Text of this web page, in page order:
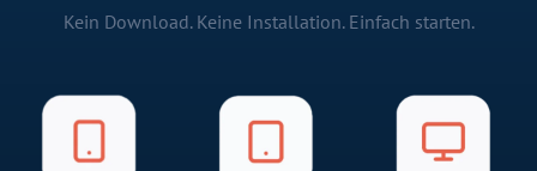
Kein Download. Keine Installation. Einfach starten.